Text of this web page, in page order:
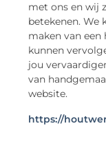
met ons en wij
betekenen. We
maken van
kunnen
jou
van
website.
https://